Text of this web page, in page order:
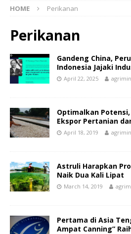
HOME Perikanan
Perikanan
Gandeng China,
Indonesia Jajaki
April 22, 2025
Optimalkan
Ekspor Pertanian
April 18, 2019
Astruli Harapkan
Naik Dua Kali Lipat
March 14, 2019
Pertama di Asia
Ampat Canning”